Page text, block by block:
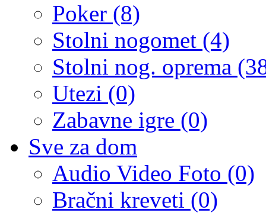
Poker (8)
Stolni nogomet (4)
Stolni nog. oprema
Utezi (0)
Zabavne igre (0)
Sve za dom
Audio Video Foto (0)
Bračni kreveti (0)